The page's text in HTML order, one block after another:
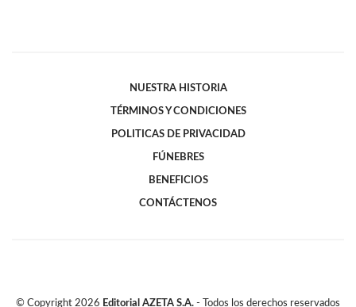
NUESTRA HISTORIA
TÉRMINOS Y CONDICIONES
POLITICAS DE PRIVACIDAD
FÚNEBRES
BENEFICIOS
CONTÁCTENOS
© Copyright 2026 Editorial AZETA S.A. - Todos los derechos reservados